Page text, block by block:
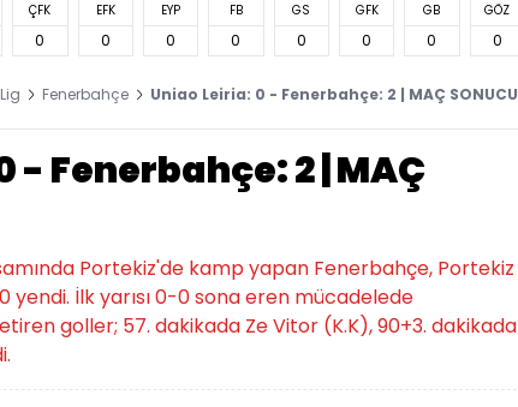
ÇFK
0
EFK
0
EYP
0
FB
0
GS
0
GFK
0
GB
0
GÖZ
0
Fenerbahçe
Uniao Leiria: 0 - Fenerbahçe: 2 | MAÇ SONUCU
- Fenerbahçe: 2 | MAÇ
Portekiz'de kamp yapan Fenerbahçe, Portekiz
yendi. İlk yarısı 0-0 sona eren mücadelede
goller; 57. dakikada Ze Vitor (K.K), 90+3. dakikada